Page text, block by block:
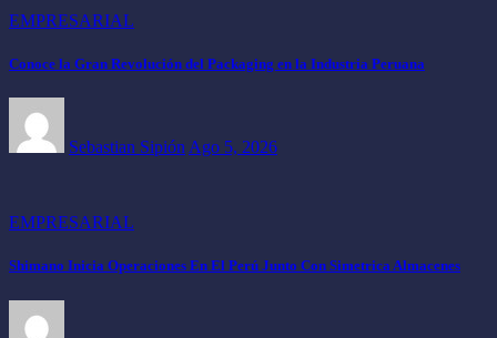
EMPRESARIAL
Conoce la Gran Revolución del Packaging en la Industria Peruana
Sebastian Sipión Ago 5, 2026
EMPRESARIAL
Shimano Inicia Operaciones En El Perú Junto Con Simetrica Almacenes